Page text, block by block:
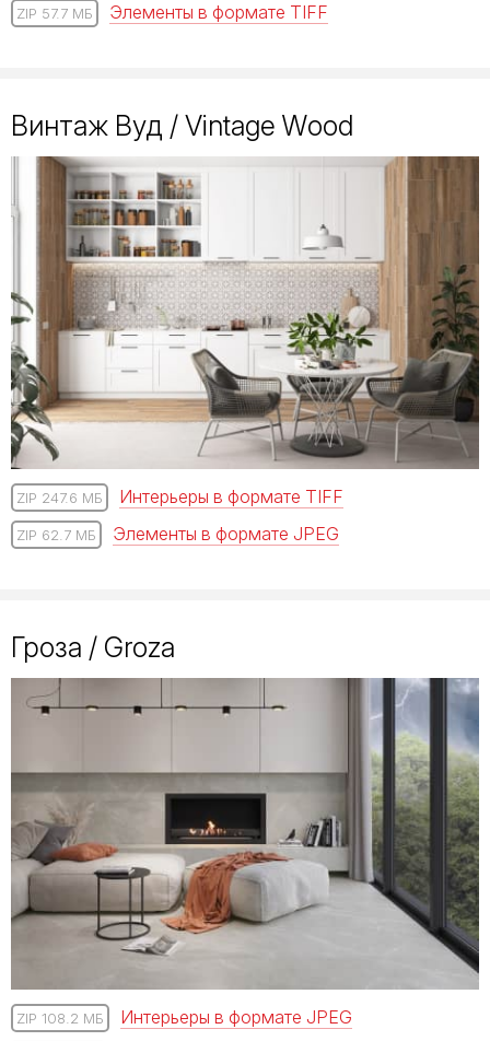
ZIP 57.7 МБ Элементы в формате TIFF
Винтаж Вуд / Vintage Wood
ZIP 247.6 МБ Интерьеры в формате TIFF
ZIP 62.7 МБ Элементы в формате JPEG
Гроза / Groza
ZIP 108.2 МБ Интерьеры в формате JPEG